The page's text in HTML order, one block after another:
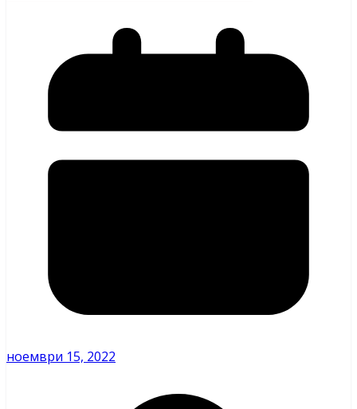
ноември 15, 2022